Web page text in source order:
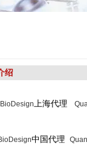
绍
上海代理
中国代理